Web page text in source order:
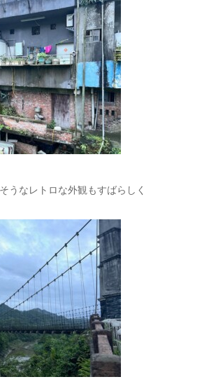
うなレトロな外観もすばらしく